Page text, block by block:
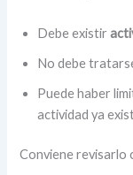
Debe existir
No debe
Puede haber
actividad ya
Conviene revisarlo